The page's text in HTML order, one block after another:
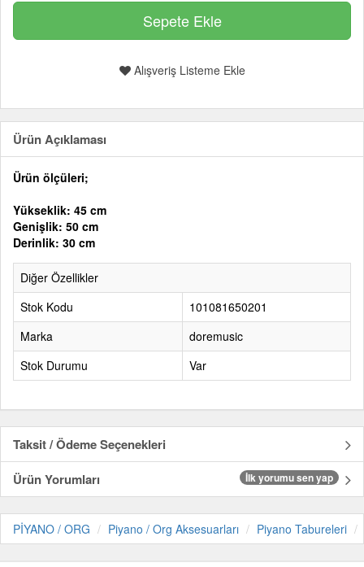
Alışveriş Listeme Ekle
Ürün Açıklaması
Ürün ölçüleri;
Yükseklik: 45 cm
Genişlik: 50 cm
Derinlik: 30 cm
Diğer Özellikler
Stok Kodu
101081650201
Marka
doremusic
Stok Durumu
Var
Taksit / Ödeme Seçenekleri
Ürün Yorumları
İlk yorumu sen yap
PİYANO / ORG Piyano / Org Aksesuarları Piyano Tabureleri